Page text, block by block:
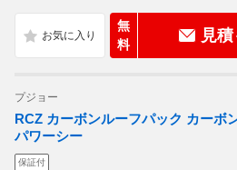
無
料
見
プジョー
RCZ カーボンルーフパック カーボ
パワーシー
保証付